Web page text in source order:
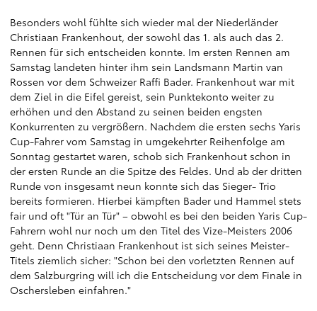
Besonders wohl fühlte sich wieder mal der Niederländer
Christiaan Frankenhout, der sowohl das 1. als auch das 2.
Rennen für sich entscheiden konnte. Im ersten Rennen am
Samstag landeten hinter ihm sein Landsmann Martin van
Rossen vor dem Schweizer Raffi Bader. Frankenhout war mit
dem Ziel in die Eifel gereist, sein Punktekonto weiter zu
erhöhen und den Abstand zu seinen beiden engsten
Konkurrenten zu vergrößern. Nachdem die ersten sechs Yaris
Cup-Fahrer vom Samstag in umgekehrter Reihenfolge am
Sonntag gestartet waren, schob sich Frankenhout schon in
der ersten Runde an die Spitze des Feldes. Und ab der dritten
Runde von insgesamt neun konnte sich das Sieger- Trio
bereits formieren. Hierbei kämpften Bader und Hammel stets
fair und oft "Tür an Tür" – obwohl es bei den beiden Yaris Cup-
Fahrern wohl nur noch um den Titel des Vize-Meisters 2006
geht. Denn Christiaan Frankenhout ist sich seines Meister-
Titels ziemlich sicher: "Schon bei den vorletzten Rennen auf
dem Salzburgring will ich die Entscheidung vor dem Finale in
Oschersleben einfahren."